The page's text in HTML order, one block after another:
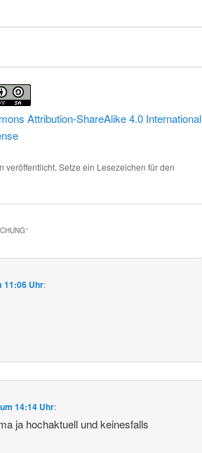
Attribution-ShareAlike 4.0 International
veröffentlicht. Setze ein Lesezeichen für den
“
11:06 Uhr:
14:14 Uhr:
ja hochaktuell und keinesfalls